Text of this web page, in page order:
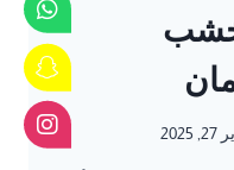
الخشب
2025